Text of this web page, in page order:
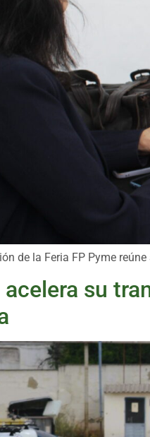
de la Feria FP Pyme
acelera su